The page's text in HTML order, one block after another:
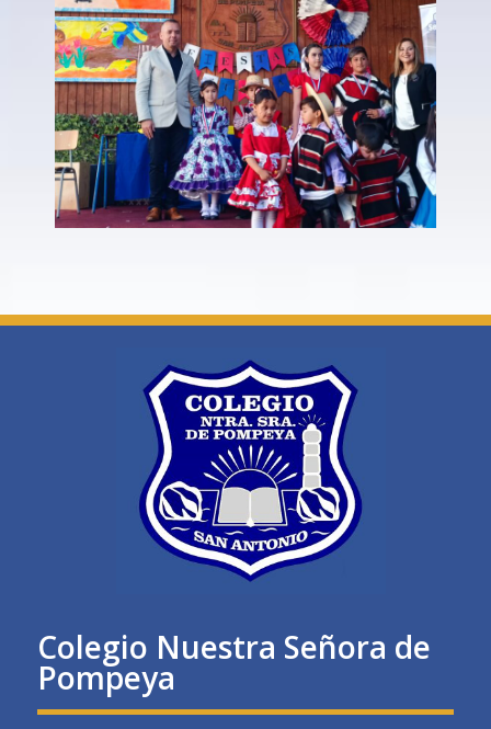
Colegio Nuestra Señora de
Pompeya